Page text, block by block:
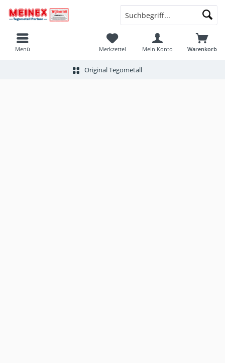
Menü Warenkorb
Merkzettel Mein Konto
Original Tegometall